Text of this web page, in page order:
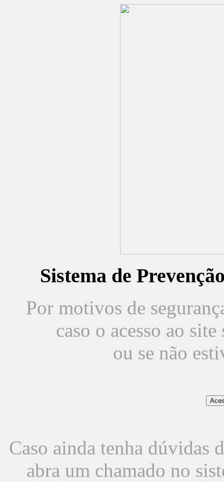
Sistema de
Por motivos de
caso o acesso ao
ou se não
Caso ainda tenha dúvidas
abra um chamado no